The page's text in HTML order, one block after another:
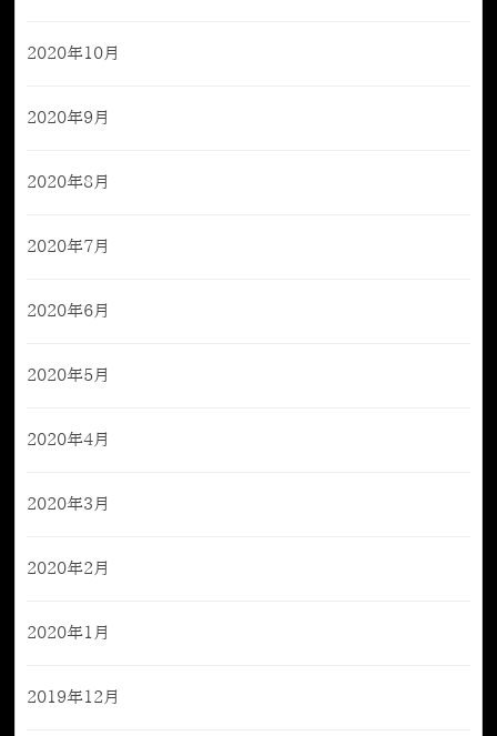
2020年10月
2020年9月
2020年8月
2020年7月
2020年6月
2020年5月
2020年4月
2020年3月
2020年2月
2020年1月
2019年12月